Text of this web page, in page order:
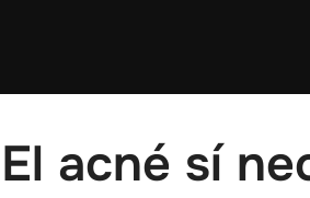
El acné sí